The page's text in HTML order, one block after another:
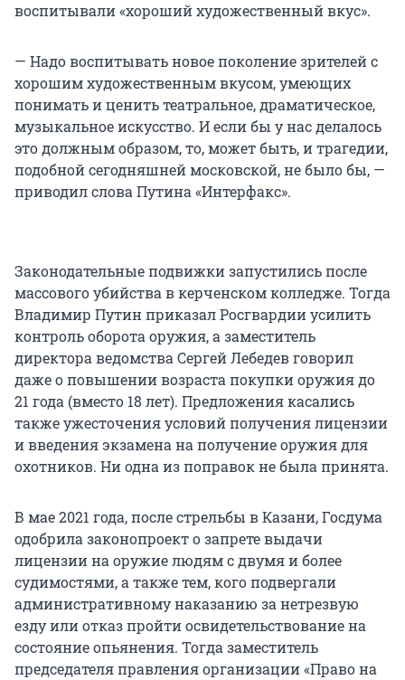
воспитывали «хороший художественный вкус».
— Надо воспитывать новое поколение зрителей с
хорошим художественным вкусом, умеющих
понимать и ценить театральное, драматическое,
музыкальное искусство. И если бы у нас делалось
это должным образом, то, может быть, и трагедии,
подобной сегодняшней московской, не было бы, —
приводил слова Путина «Интерфакс».
Законодательные подвижки запустились после
массового убийства в керченском колледже. Тогда
Владимир Путин приказал Росгвардии усилить
контроль оборота оружия, а заместитель
директора ведомства Сергей Лебедев говорил
даже о повышении возраста покупки оружия до
21 года (вместо 18 лет). Предложения касались
также ужесточения условий получения лицензии
и введения экзамена на получение оружия для
охотников. Ни одна из поправок не была принята.
В мае 2021 года, после стрельбы в Казани, Госдума
одобрила законопроект о запрете выдачи
лицензии на оружие людям с двумя и более
судимостями, а также тем, кого подвергали
административному наказанию за нетрезвую
езду или отказ пройти освидетельствование на
состояние опьянения. Тогда заместитель
председателя правления организации «Право на